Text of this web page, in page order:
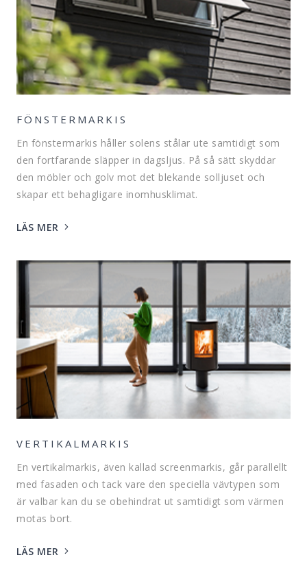
FÖNSTERMARKIS
En fönstermarkis håller solens stålar ute samtidigt som
den fortfarande släpper in dagsljus. På så sätt skyddar
den möbler och golv mot det blekande solljuset och
skapar ett behagligare inomhusklimat.
LÄS MER
VERTIKALMARKIS
En vertikalmarkis, även kallad screenmarkis, går parallellt
med fasaden och tack vare den speciella vävtypen som
är valbar kan du se obehindrat ut samtidigt som värmen
motas bort.
LÄS MER